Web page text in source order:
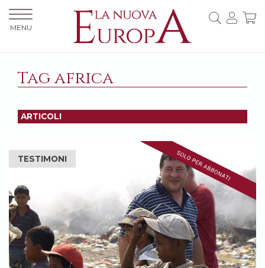
Tag africa
ARTICOLI
TESTIMONI
MENU